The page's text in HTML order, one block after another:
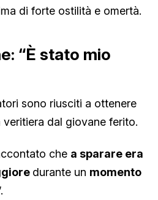
di forte ostilità e omertà.
“È stato mio
sono riusciti a ottenere
dal giovane ferito.
che a sparare era
durante un momento